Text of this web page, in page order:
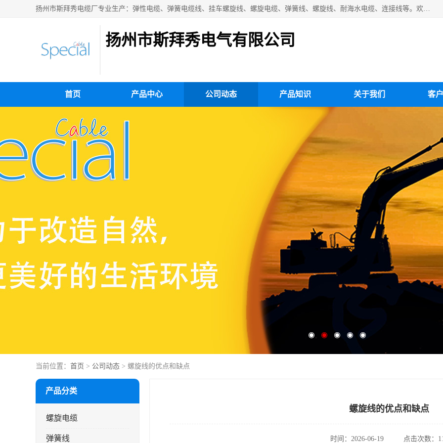
扬州市斯拜秀电缆厂专业生产：弹性电缆、弹簧电缆线、挂车螺旋线、螺旋电缆、弹簧线、螺旋线、耐海水电缆、连接线等。欢迎来电咨询！
扬州市斯拜秀电气有限公司
首页 产品中心 公司动态 产品知识 关于我们 客
当前位置： 首页 > 公司动态 > 螺旋线的优点和缺点
产品分类
螺旋电缆
弹簧线
螺旋线的优点和缺点
时间：2026-06-19 点击次数：